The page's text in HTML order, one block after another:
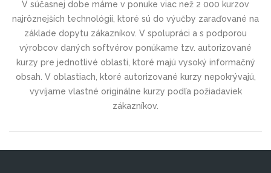
V súčasnej dobe máme v ponuke viac než 2 000 kurzov
najrôznejších technológií, ktoré sú do výučby zaraďované na
základe dopytu zákazníkov. V spolupráci a s podporou
výrobcov daných softvérov ponúkame tzv. autorizované
kurzy pre jednotlivé oblasti, ktoré majú vysoký informačný
obsah. V oblastiach, ktoré autorizované kurzy nepokrývajú,
vyvíjame vlastné originálne kurzy podľa požiadaviek
zákazníkov.